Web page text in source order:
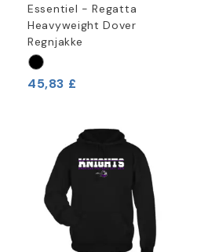
Essentiel - Regatta
Heavyweight Dover
Regnjakke
45,83 £